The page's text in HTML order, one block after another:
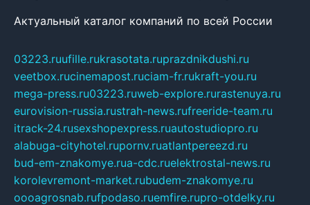
Актуальный каталог компаний по всей России
03223.ruufille.rukrasotata.ruprazdnikdushi.ru
veetbox.rucinemapost.ruciam-fr.rukraft-you.ru
mega-press.ru03223.ruweb-explore.rurastenuya.ru
eurovision-russia.rustrah-news.rufreeride-team.ru
itrack-24.rusexshopexpress.ruautostudiopro.ru
alabuga-cityhotel.rupornv.ruatlantpereezd.ru
bud-em-znakomye.rua-cdc.ruelektrostal-news.ru
korolevremont-market.rubudem-znakomye.ru
oooagrosnab.rufpodaso.ruemfire.rupro-otdelky.ru